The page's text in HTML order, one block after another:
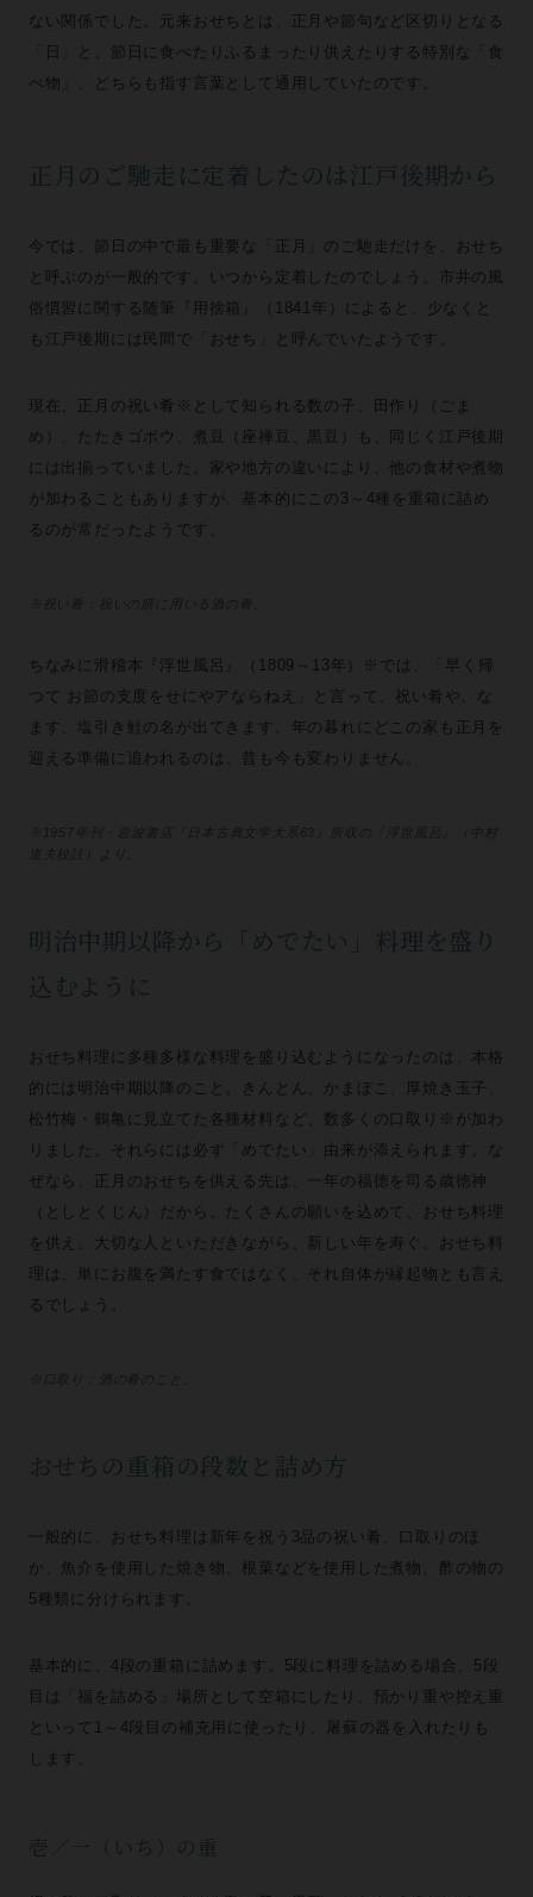
ない関係でした。元来おせちとは、正月や節句など区切りとなる
「日」と、節日に食べたりふるまったり供えたりする特別な「食
べ物」、どちらも指す言葉として通用していたのです。
正月のご馳走に定着したのは江戸後期から
今では、節日の中で最も重要な「正月」のご馳走だけを、おせち
と呼ぶのが一般的です。いつから定着したのでしょう。市井の風
俗慣習に関する随筆『用捨箱』（1841年）によると、少なくと
も江戸後期には民間で「おせち」と呼んでいたようです。
現在、正月の祝い肴※として知られる数の子、田作り（ごま
め）、たたきゴボウ、煮豆（座禅豆、黒豆）も、同じく江戸後期
には出揃っていました。家や地方の違いにより、他の食材や煮物
が加わることもありますが、基本的にこの3～4種を重箱に詰め
るのが常だったようです。
ちなみに滑稽本『浮世風呂』（1809～13年）※では、「早く帰
つて お節の支度をせにやアならねえ」と言って、祝い肴や、な
ます、塩引き鮭の名が出てきます。年の暮れにどこの家も正月を
迎える準備に追われるのは、昔も今も変わりません。
道夫校註）より。
明治中期以降から「めでたい」料理を盛り
込むように
おせち料理に多種多様な料理を盛り込むようになったのは、本格
的には明治中期以降のこと。きんとん、かまぼこ、厚焼き玉子、
松竹梅・鶴亀に見立てた各種材料など、数多くの口取り※が加わ
りました。それらには必ず「めでたい」由来が添えられます。な
ぜなら、正月のおせちを供える先は、一年の福徳を司る歳徳神
（としとくじん）だから。たくさんの願いを込めて、おせち料理
を供え、大切な人といただきながら、新しい年を寿ぐ。おせち料
理は、単にお腹を満たす食ではなく、それ自体が縁起物とも言え
るでしょう。
おせちの重箱の段数と詰め方
一般的に、おせち料理は新年を祝う3品の祝い肴、口取りのほ
か、魚介を使用した焼き物、根菜などを使用した煮物、酢の物の
5種類に分けられます。
基本的に、4段の重箱に詰めます。5段に料理を詰める場合、5段
目は「福を詰める」場所として空箱にしたり、預かり重や控え重
といって1～4段目の補充用に使ったり、屠蘇の器を入れたりも
します。
壱／一（いち）の重